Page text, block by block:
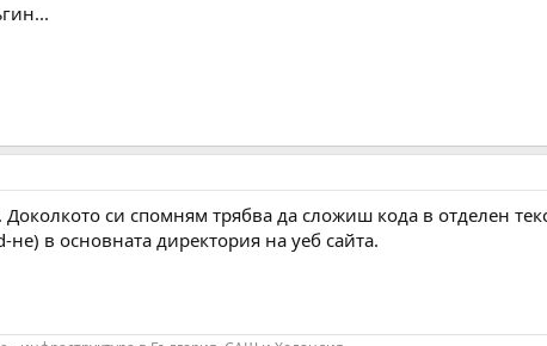
си спомням трябва да сложиш кода в отделен
не) в основната директория на уеб сайта.